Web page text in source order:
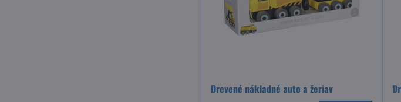
Drevené nákladné auto a žeriav